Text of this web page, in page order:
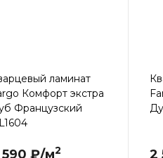
ламинат
Комфорт экстра
Французский
590 ₽/м2 2